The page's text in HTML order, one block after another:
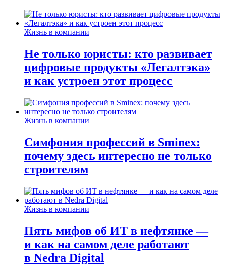
Жизнь в компании
Не только юристы: кто развивает
цифровые продукты «Легалтэка»
и как устроен этот процесс
Жизнь в компании
Симфония профессий в Sminex:
почему здесь интересно не только
строителям
Жизнь в компании
Пять мифов об ИТ в нефтянке —
и как на самом деле работают
в Nedra Digital